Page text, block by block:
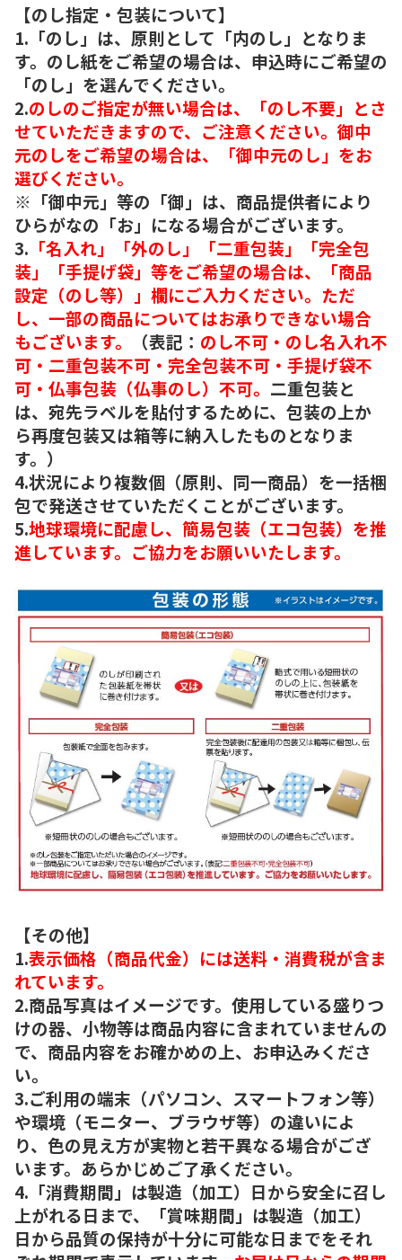
【のし指定・包装について】
1.「のし」は、原則として「内のし」となりま
す。のし紙をご希望の場合は、申込時にご希望の
「のし」を選んでください。
2.のしのご指定が無い場合は、「のし不要」とさ
せていただきますので、ご注意ください。御中
元のしをご希望の場合は、「御中元のし」をお
選びください。
※「御中元」等の「御」は、商品提供者により
ひらがなの「お」になる場合がございます。
3. 「名入れ」「外のし」「二重包装」「完全包
装」「手提げ袋」等をご希望の場合は、「商品
設定（のし等）」欄にご入力ください。ただ
し、一部の商品についてはお承りできない場合
もございます。
（表記： のし不可・のし名入れ不
可・二重包装不可・完全包装不可・手提げ袋不
可・仏事包装（仏事のし）不可。 二重包装と
は、宛先ラベルを貼付するために、包装の上か
ら再度包装又は箱等に納入したものとなりま
す。）
4.状況により複数個（原則、同一商品）を一括梱
包で発送させていただくことがございます。
5.地球環境に配慮し、簡易包装（エコ包装）を推
進しています。ご協力をお願いいたします。
【その他】
1.表示価格（商品代金）には送料・消費税が含ま
れています。
2.商品写真はイメージです。使用している盛りつ
けの器、小物等は商品内容に含まれていませんの
で、商品内容をお確かめの上、お申込みくださ
い。
3.ご利用の端末（パソコン、スマートフォン等）
や環境（モニター、ブラウザ等）の違いによ
り、色の見え方が実物と若干異なる場合がござ
います。あらかじめご了承ください。
4.「消費期間」は製造（加工）日から安全に召し
上がれる日まで、「賞味期間」は製造（加工）
日から品質の保持が十分に可能な日までをそれ